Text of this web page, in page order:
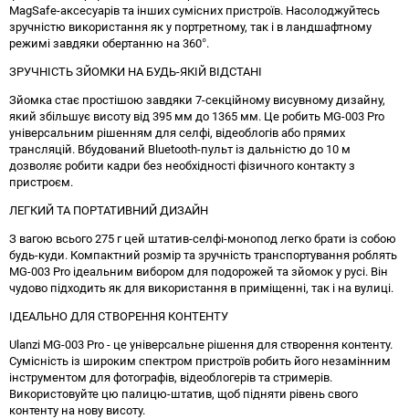
MagSafe-аксесуарів та інших сумісних пристроїв. Насолоджуйтесь
зручністю використання як у портретному, так і в ландшафтному
режимі завдяки обертанню на 360°.
ЗРУЧНІСТЬ ЗЙОМКИ НА БУДЬ-ЯКІЙ ВІДСТАНІ
Зйомка стає простішою завдяки 7-секційному висувному дизайну,
який збільшує висоту від 395 мм до 1365 мм. Це робить MG-003 Pro
універсальним рішенням для селфі, відеоблогів або прямих
трансляцій. Вбудований Bluetooth-пульт із дальністю до 10 м
дозволяє робити кадри без необхідності фізичного контакту з
пристроєм.
ЛЕГКИЙ ТА ПОРТАТИВНИЙ ДИЗАЙН
З вагою всього 275 г цей штатив-селфі-монопод легко брати із собою
будь-куди. Компактний розмір та зручність транспортування роблять
MG-003 Pro ідеальним вибором для подорожей та зйомок у русі. Він
чудово підходить як для використання в приміщенні, так і на вулиці.
ІДЕАЛЬНО ДЛЯ СТВОРЕННЯ КОНТЕНТУ
Ulanzi MG-003 Pro - це універсальне рішення для створення контенту.
Сумісність із широким спектром пристроїв робить його незамінним
інструментом для фотографів, відеоблогерів та стримерів.
Використовуйте цю палицю-штатив, щоб підняти рівень свого
контенту на нову висоту.